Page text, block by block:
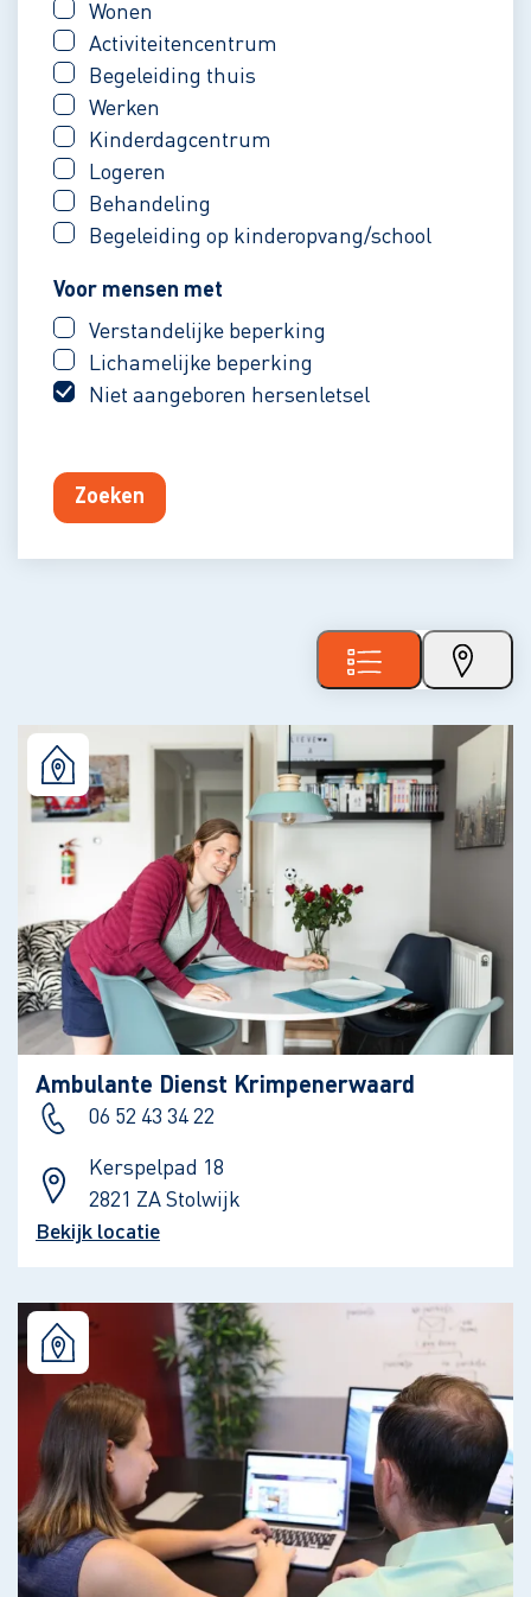
Wonen
Activiteitencentrum
Begeleiding thuis
Werken
Kinderdagcentrum
Logeren
Behandeling
Begeleiding op kinderopvang/school
Voor mensen met
Verstandelijke beperking
Lichamelijke beperking
Niet aangeboren hersenletsel
Zoeken
Ambulante Dienst Krimpenerwaard
06 52 43 34 22
Kerspelpad 18
2821 ZA Stolwijk
Bekijk locatie